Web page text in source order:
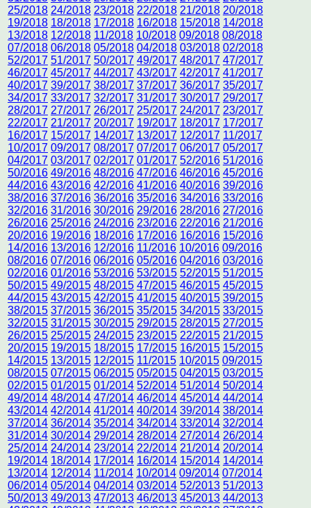
25/2018 24/2018 23/2018 22/2018 21/2018 20/2018
19/2018 18/2018 17/2018 16/2018 15/2018 14/2018
13/2018 12/2018 11/2018 10/2018 09/2018 08/2018
07/2018 06/2018 05/2018 04/2018 03/2018 02/2018
52/2017 51/2017 50/2017 49/2017 48/2017 47/2017
46/2017 45/2017 44/2017 43/2017 42/2017 41/2017
40/2017 39/2017 38/2017 37/2017 36/2017 35/2017
34/2017 33/2017 32/2017 31/2017 30/2017 29/2017
28/2017 27/2017 26/2017 25/2017 24/2017 23/2017
22/2017 21/2017 20/2017 19/2017 18/2017 17/2017
16/2017 15/2017 14/2017 13/2017 12/2017 11/2017
10/2017 09/2017 08/2017 07/2017 06/2017 05/2017
04/2017 03/2017 02/2017 01/2017 52/2016 51/2016
50/2016 49/2016 48/2016 47/2016 46/2016 45/2016
44/2016 43/2016 42/2016 41/2016 40/2016 39/2016
38/2016 37/2016 36/2016 35/2016 34/2016 33/2016
32/2016 31/2016 30/2016 29/2016 28/2016 27/2016
26/2016 25/2016 24/2016 23/2016 22/2016 21/2016
20/2016 19/2016 18/2016 17/2016 16/2016 15/2016
14/2016 13/2016 12/2016 11/2016 10/2016 09/2016
08/2016 07/2016 06/2016 05/2016 04/2016 03/2016
02/2016 01/2016 53/2016 53/2015 52/2015 51/2015
50/2015 49/2015 48/2015 47/2015 46/2015 45/2015
44/2015 43/2015 42/2015 41/2015 40/2015 39/2015
38/2015 37/2015 36/2015 35/2015 34/2015 33/2015
32/2015 31/2015 30/2015 29/2015 28/2015 27/2015
26/2015 25/2015 24/2015 23/2015 22/2015 21/2015
20/2015 19/2015 18/2015 17/2015 16/2015 15/2015
14/2015 13/2015 12/2015 11/2015 10/2015 09/2015
08/2015 07/2015 06/2015 05/2015 04/2015 03/2015
02/2015 01/2015 01/2014 52/2014 51/2014 50/2014
49/2014 48/2014 47/2014 46/2014 45/2014 44/2014
43/2014 42/2014 41/2014 40/2014 39/2014 38/2014
37/2014 36/2014 35/2014 34/2014 33/2014 32/2014
31/2014 30/2014 29/2014 28/2014 27/2014 26/2014
25/2014 24/2014 23/2014 22/2014 21/2014 20/2014
19/2014 18/2014 17/2014 16/2014 15/2014 14/2014
13/2014 12/2014 11/2014 10/2014 09/2014 07/2014
06/2014 05/2014 04/2014 03/2014 52/2013 51/2013
50/2013 49/2013 47/2013 46/2013 45/2013 44/2013